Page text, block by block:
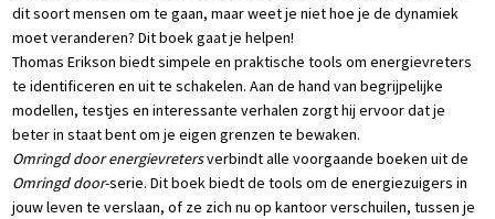
dit soort mensen om te gaan, maar weet je niet hoe je de dynamiek
moet veranderen? Dit boek gaat je helpen!
Thomas Erikson biedt simpele en praktische tools om energievreters
te identificeren en uit te schakelen. Aan de hand van begrijpelijke
modellen, testjes en interessante verhalen zorgt hij ervoor dat je
beter in staat bent om je eigen grenzen te bewaken.
Omringd door energievretersverbindt alle voorgaande boeken uit de
Omringd door-serie. Dit boek biedt de tools om de energiezuigers in
jouw leven te verslaan, of ze zich nu op kantoor verschuilen, tussen je